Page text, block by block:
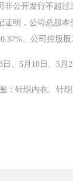
非公开发行不超过
证明，公司总股本
。公司控股
日、5月10日、5
：针织内衣、针